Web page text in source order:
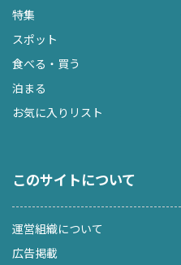
特集
スポット
食べる・買う
泊まる
お気に入りリスト
このサイトについて
運営組織について
広告掲載